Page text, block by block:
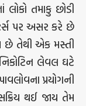
તમાકુ છોડી
પર અસર કરે છે
છે તેથી એક મસ્તી
લેવલ ઘટે
પ્રયોગની
થઈ જાય તેમ